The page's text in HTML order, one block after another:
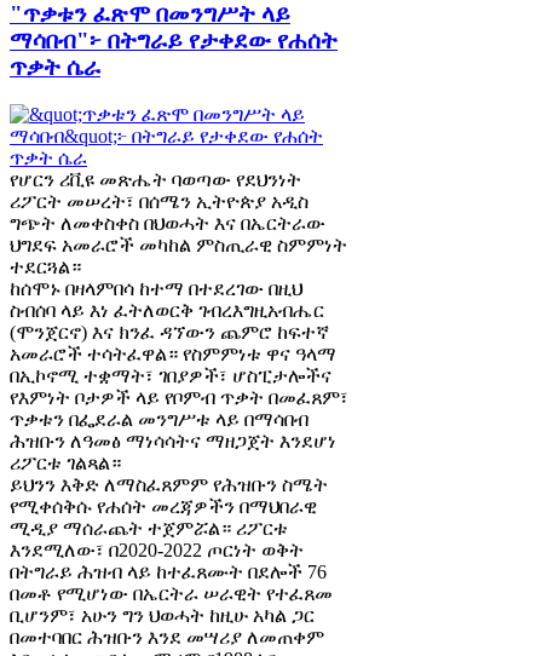
"ጥቃቱን ፈጽሞ በመንግሥት ላይ
ማሳበብ"፦ በትግራይ የታቀደው የሐሰት
ጥቃት ሴራ
የሆርን ሪቪዩ መጽሔት ባወጣው የደህንነት
ሪፖርት መሠረት፣ በሰሜን ኢትዮጵያ አዲስ
ግጭት ለመቀስቀስ በህወሓት እና በኤርትራው
ህግደፍ አመራሮች መካከል ምስጢራዊ ስምምነት
ተደርጓል።
ከሰሞኑ በዛላምበሳ ከተማ በተደረገው በዚህ
ስብሰባ ላይ እነ ፈትለወርቅ ገብረእግዚአብሔር
(ሞንጀርኖ) እና ክንፈ ዳኘውን ጨምሮ ከፍተኛ
አመራሮች ተሳትፈዋል። የስምምነቱ ዋና ዓላማ
በኢኮኖሚ ተቋማት፣ ገበያዎች፣ ሆስፒታሎችና
የእምነት ቦታዎች ላይ የቦምብ ጥቃት በመፈጸም፣
ጥቃቱን በፌደራል መንግሥቱ ላይ በማሳበብ
ሕዝቡን ለዓመፅ ማነሳሳትና ማዘጋጀት እንደሆነ
ሪፖርቱ ገልጻል።
ይህንን እቅድ ለማስፈጸምም የሕዝቡን ስሜት
የሚቀሰቅሱ የሐሰት መረጃዎችን በማህበራዊ
ሚዲያ ማሰራጨት ተጀምሯል። ሪፖርቱ
እንደሚለው፣ በ2020-2022 ጦርነት ወቅት
በትግራይ ሕዝብ ላይ ከተፈጸሙት በደሎች 76
በመቶ የሚሆነው በኤርትራ ሠራዊት የተፈጸመ
ቢሆንም፣ አሁን ግን ህወሓት ከዚሁ አካል ጋር
በመተባበር ሕዝቡን እንደ መሣሪያ ለመጠቀም